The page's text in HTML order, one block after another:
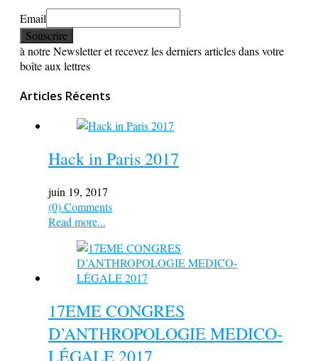
Email
à notre Newsletter et recevez les derniers articles dans votre
boîte aux lettres
Articles Récents
Hack in Paris 2017
juin 19, 2017
(0) Comments
Read more...
17EME CONGRES
D’ANTHROPOLOGIE MEDICO-
LÉGALE 2017